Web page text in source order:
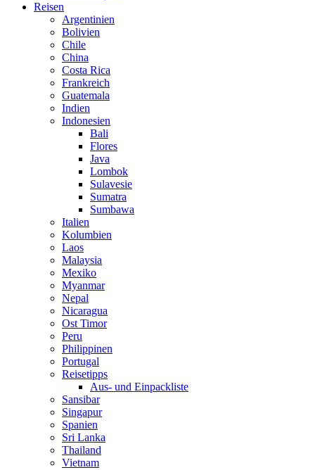
Reisen
Argentinien
Bolivien
Chile
China
Costa Rica
Frankreich
Guatemala
Indien
Indonesien
Bali
Flores
Java
Lombok
Sulavesie
Sumatra
Sumbawa
Italien
Kolumbien
Laos
Malaysia
Mexiko
Myanmar
Nepal
Nicaragua
Ost Timor
Peru
Philippinen
Portugal
Reisetipps
Aus- und Einpackliste
Sansibar
Singapur
Spanien
Sri Lanka
Thailand
Vietnam